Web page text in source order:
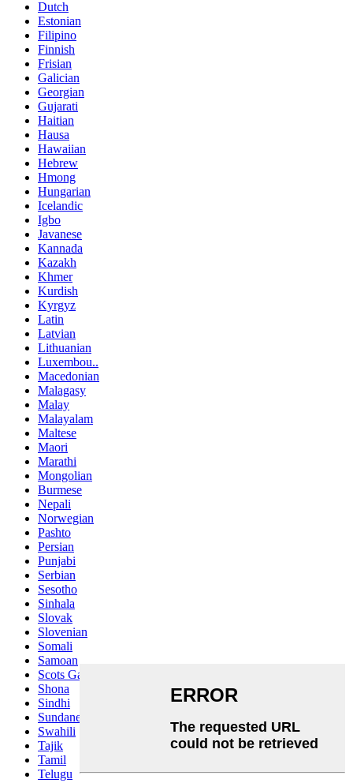
Dutch
Estonian
Filipino
Finnish
Frisian
Galician
Georgian
Gujarati
Haitian
Hausa
Hawaiian
Hebrew
Hmong
Hungarian
Icelandic
Igbo
Javanese
Kannada
Kazakh
Khmer
Kurdish
Kyrgyz
Latin
Latvian
Lithuanian
Luxembou..
Macedonian
Malagasy
Malay
Malayalam
Maltese
Maori
Marathi
Mongolian
Burmese
Nepali
Norwegian
Pashto
Persian
Punjabi
Serbian
Sesotho
Sinhala
Slovak
Slovenian
Somali
Samoan
Scots Gaelic
Shona
Sindhi
Sundanese
Swahili
Tajik
Tamil
Telugu